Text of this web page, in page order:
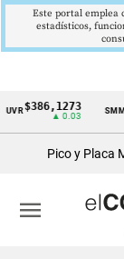
Cintillo
económicos
Colombia
$386,1273
▲ 0.03
SMMLV
Pico y Placa
menu
Este portal emplea
estadísticos,